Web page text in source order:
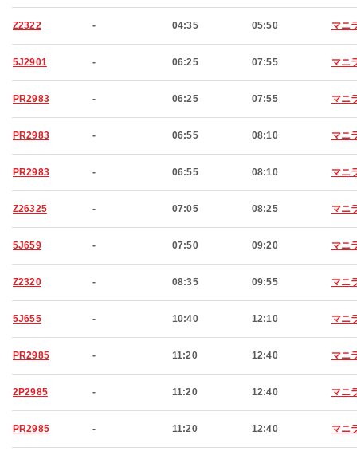
Z2322 - 04:35 05:50 マニ
5J2901 - 06:25 07:55 マニ
PR2983 - 06:25 07:55 マニ
PR2983 - 06:55 08:10 マニ
PR2983 - 06:55 08:10 マニ
Z26325 - 07:05 08:25 マニ
5J659 - 07:50 09:20 マニ
Z2320 - 08:35 09:55 マニ
5J655 - 10:40 12:10 マニ
PR2985 - 11:20 12:40 マニ
2P2985 - 11:20 12:40 マニ
PR2985 - 11:20 12:40 マニ